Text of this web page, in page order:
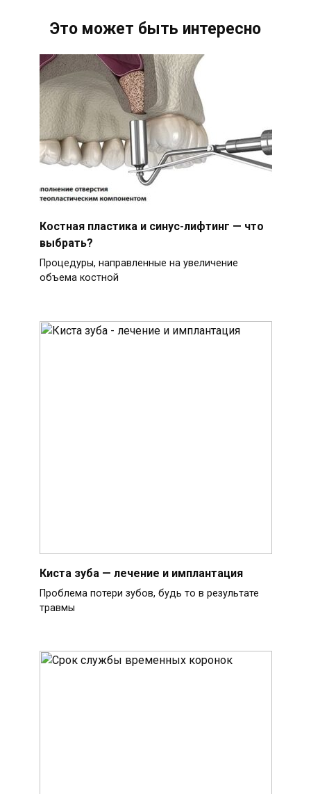
Это может быть интересно
Костная пластика и синус-лифтинг — что
выбрать?
Процедуры, направленные на увеличение
объема костной
Киста зуба — лечение и имплантация
Проблема потери зубов, будь то в результате
травмы